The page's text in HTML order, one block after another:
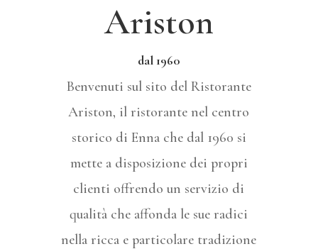
Ariston
dal 1960
Benvenuti sul sito del Ristorante
Ariston, il ristorante nel centro
storico di Enna che dal 1960 si
mette a disposizione dei propri
clienti offrendo un servizio di
qualità che affonda le sue radici
nella ricca e particolare tradizione